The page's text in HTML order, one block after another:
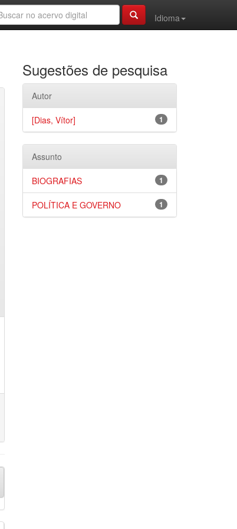
Idioma
Sugestões de pesquisa
Autor
1
[Dias, Vítor]
Assunto
1
BIOGRAFIAS
1
POLÍTICA E GOVERNO